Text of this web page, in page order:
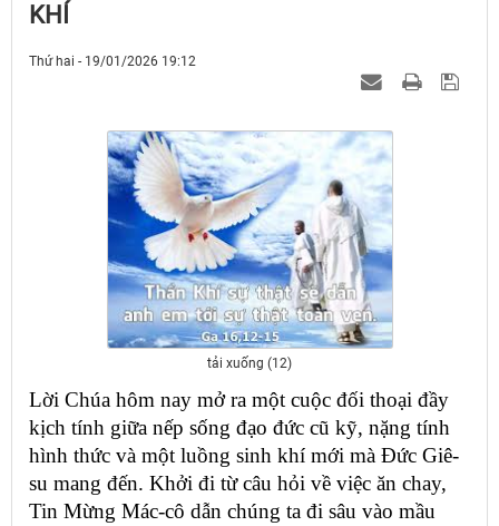
KHÍ
Thứ hai - 19/01/2026 19:12
tải xuống (12)
Lời Chúa hôm nay mở ra một cuộc đối thoại đầy
kịch tính giữa nếp sống đạo đức cũ kỹ, nặng tính
hình thức và một luồng sinh khí mới mà Đức Giê-
su mang đến. Khởi đi từ câu hỏi về việc ăn chay,
Tin Mừng Mác-cô dẫn chúng ta đi sâu vào mầu